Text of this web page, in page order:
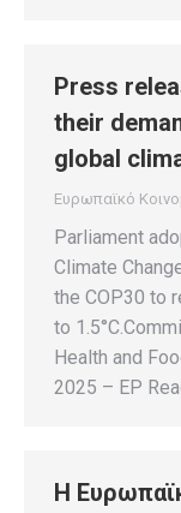
Press
their
global
Ευρωπαϊκό
Parliament
Climate
the COP30 to
to
Health and
2025 – EP
Η